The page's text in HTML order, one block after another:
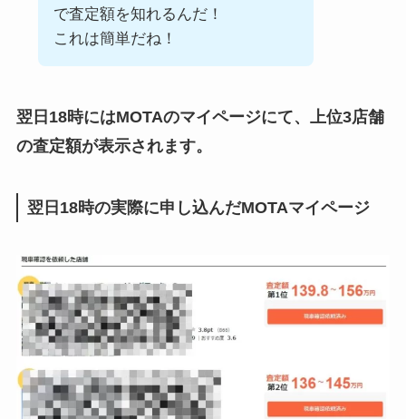
で査定額を知れるんだ！
これは簡単だね！
翌日18時にはMOTAのマイページにて、上位3店舗
の査定額が表示されます。
翌日18時の実際に申し込んだMOTAマイページ